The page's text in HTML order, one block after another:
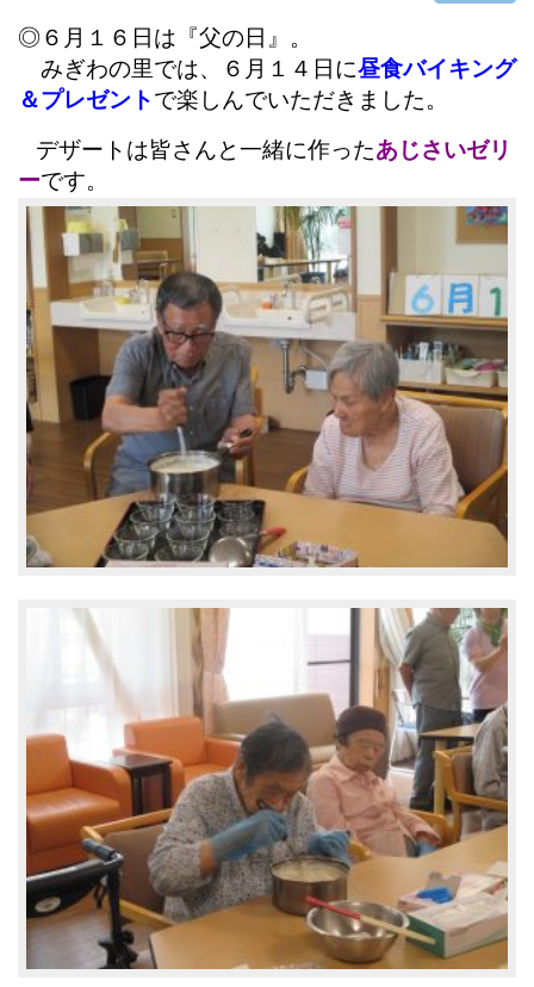
◎６月１６日は『父の日』。
みぎわの里では、６月１４日に昼食バイキング
＆プレゼントで楽しんでいただきました。
デザートは皆さんと一緒に作ったあじさいゼリ
ーです。